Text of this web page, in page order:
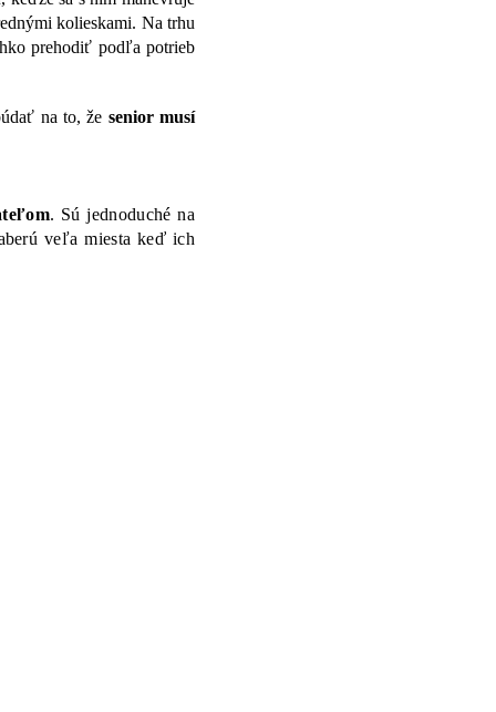
kolieskami. Na trhu
prehodiť podľa potrieb
na to, že senior musí
. Sú jednoduché na
veľa miesta keď ich